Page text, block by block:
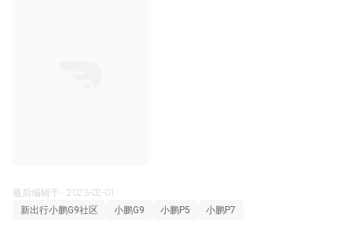
最后编辑于 · 2023-02-01
新出行小鹏G9社区
小鹏G9 小鹏P5 小鹏P7